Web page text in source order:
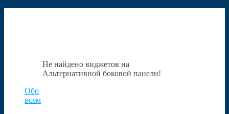
Не найдено виджетов на
Альтернативной боковой панели!
Обо
всем